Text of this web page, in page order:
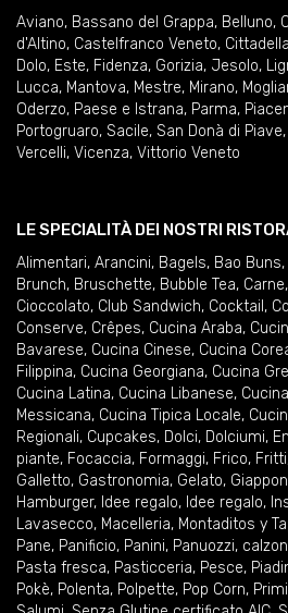
Aviano, Bassano del Grappa, Belluno,
d'Altino, Castelfranco Veneto, Cittadella
Dolo, Este, Fidenza, Gorizia, Jesolo,
Lucca, Mantova, Mestre, Mirano,
Oderzo, Paese e Istrana, Parma,
Portogruaro, Sacile, San Donà di Piave,
Vercelli, Vicenza, Vittorio Veneto
LE SPECIALITÀ DEI NOSTRI
Alimentari, Arancini, Bagels, Bao Buns,
Brunch, Bruschette, Bubble Tea, Carne,
Cioccolato, Club Sandwich, Cocktail ,
Conserve, Crêpes, Cucina Araba,
Bavarese, Cucina Cinese, Cucina
Filippina, Cucina Georgiana, Cucina
Cucina Latina, Cucina Libanese,
Messicana, Cucina Tipica Locale,
Regionali, Cupcakes, Dolci, Dolciumi,
piante, Focaccia, Formaggi, Frico, Fritti
Galletto, Gastronomia, Gelato,
Hamburger, Idee regalo, Idee regalo,
Lavasecco, Macelleria, Montaditos y
Pane, Panificio, Panini, Panuozzi,
Pasta fresca, Pasticceria, Pesce,
Pokè, Polenta, Polpette, Pop Corn,